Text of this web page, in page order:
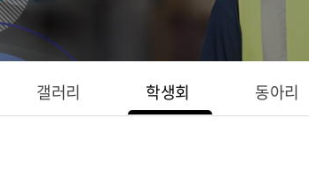
갤러리 학생회 동아리